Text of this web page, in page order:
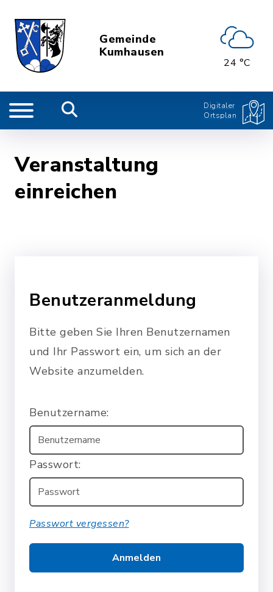
Gemeinde
Kumhausen
24 °C
Digitaler
Ortsplan
Veranstaltung
einreichen
Benutzeranmeldung
Bitte geben Sie Ihren Benutzernamen
und Ihr Passwort ein, um sich an der
Website anzumelden.
Benutzername:
Passwort:
Passwort vergessen?
Anmelden